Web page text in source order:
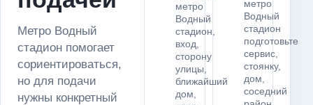
Метро Водный
стадион помогает
сориентироваться,
но для подачи
нужны конкретный
метро
Водный
стадион,
вход,
сторону
улицы,
ближайший
дом,
метро
Водный
стадион
подготовьте
сервис,
стоянку,
дом,
соседний